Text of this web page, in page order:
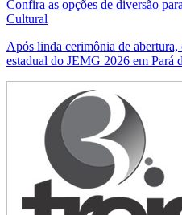
Confira as opções de diversão
Cultural
Após linda cerimônia de abertura,
estadual do JEMG 2026 em Pará